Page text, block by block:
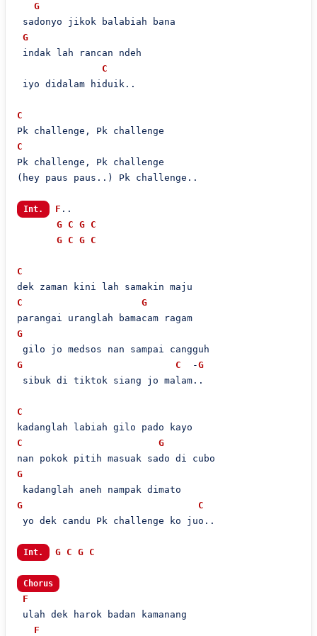
G
sadonyo jikok balabiah bana
G
indak lah rancan ndeh
C
iyo didalam hiduik..
C
C
Pk challenge, Pk challenge
(hey paus paus..) Pk challenge..
Int. F ..
G
C G
C
G
C G C
C
C
G
parangai uranglah bamacam ragam
G
G
C
  -
G
sibuk di tiktok siang jo malam..
C
C
G
G
G
C
yo dek candu Pk challenge ko juo..
Int. G C G C
Chorus
F
ulah dek harok badan kamanang
F